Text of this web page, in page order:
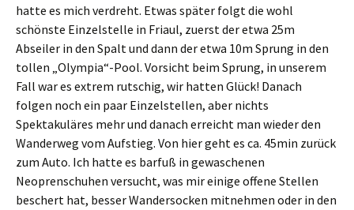
hatte es mich verdreht. Etwas später folgt die wohl
schönste Einzelstelle in Friaul, zuerst der etwa 25m
Abseiler in den Spalt und dann der etwa 10m Sprung in den
tollen „Olympia“-Pool. Vorsicht beim Sprung, in unserem
Fall war es extrem rutschig, wir hatten Glück! Danach
folgen noch ein paar Einzelstellen, aber nichts
Spektakuläres mehr und danach erreicht man wieder den
Wanderweg vom Aufstieg. Von hier geht es ca. 45min zurück
zum Auto. Ich hatte es barfuß in gewaschenen
Neoprenschuhen versucht, was mir einige offene Stellen
beschert hat, besser Wandersocken mitnehmen oder in den